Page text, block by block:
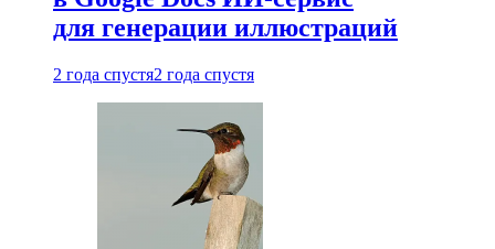
для генерации иллюстраций
2 года спустя2 года спустя